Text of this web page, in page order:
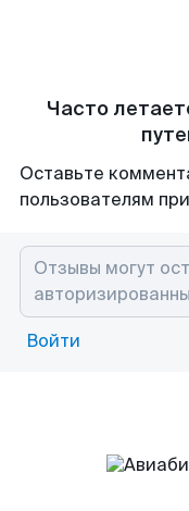
Часто
Оставьте
пользователям
Войти